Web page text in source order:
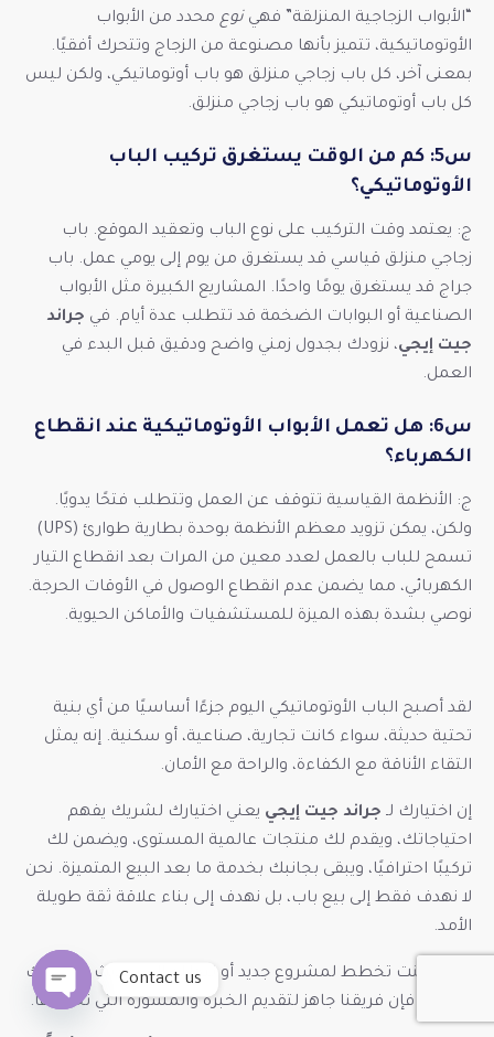
“الأبواب الزجاجية المنزلقة” فهي نوع محدد من الأبواب
الأوتوماتيكية، تتميز بأنها مصنوعة من الزجاج وتتحرك أفقيًا.
بمعنى آخر، كل باب زجاجي منزلق هو باب أوتوماتيكي، ولكن ليس
كل باب أوتوماتيكي هو باب زجاجي منزلق.
س5: كم من الوقت يستغرق تركيب الباب
الأوتوماتيكي؟
ج: يعتمد وقت التركيب على نوع الباب وتعقيد الموقع. باب
زجاجي منزلق قياسي قد يستغرق من يوم إلى يومي عمل. باب
جراج قد يستغرق يومًا واحدًا. المشاريع الكبيرة مثل الأبواب
الصناعية أو البوابات الضخمة قد تتطلب عدة أيام. في جراند
جيت إيجي، نزودك بجدول زمني واضح ودقيق قبل البدء في
العمل.
س6: هل تعمل الأبواب الأوتوماتيكية عند انقطاع
الكهرباء؟
ج: الأنظمة القياسية تتوقف عن العمل وتتطلب فتحًا يدويًا.
ولكن، يمكن تزويد معظم الأنظمة بوحدة بطارية طوارئ (UPS)
تسمح للباب بالعمل لعدد معين من المرات بعد انقطاع التيار
الكهربائي، مما يضمن عدم انقطاع الوصول في الأوقات الحرجة.
نوصي بشدة بهذه الميزة للمستشفيات والأماكن الحيوية.
لقد أصبح الباب الأوتوماتيكي اليوم جزءًا أساسيًا من أي بنية
تحتية حديثة، سواء كانت تجارية، صناعية، أو سكنية. إنه يمثل
التقاء الأناقة مع الكفاءة، والراحة مع الأمان.
إن اختيارك لـ جراند جيت إيجي يعني اختيارك لشريك يفهم
احتياجاتك، ويقدم لك منتجات عالمية المستوى، ويضمن لك
تركيبًا احترافيًا، ويبقى بجانبك بخدمة ما بعد البيع المتميزة. نحن
لا نهدف فقط إلى بيع باب، بل نهدف إلى بناء علاقة ثقة طويلة
الأمد.
سواء كنت تخطط لمشروع جديد أو تتطلع إلى تحديث منشأتك
الحالية، فإن فريقنا جاهز لتقديم الخبرة والمشورة التي تحتاجها.
Contact us